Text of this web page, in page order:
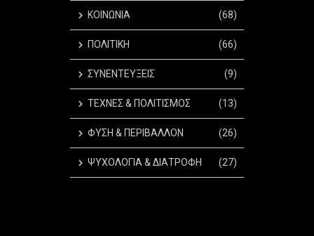
ΚΟΙΝΩΝΙΑ (68)
ΠΟΛΙΤΙΚΗ (66)
ΣΥΝΕΝΤΕΥΞΕΙΣ (9)
ΤΕΧΝΕΣ & ΠΟΛΙΤΙΣΜΟΣ (13)
ΦΥΣΗ & ΠΕΡΙΒΑΛΛΟΝ (26)
ΨΥΧΟΛΟΓΙΑ & ΔΙΑΤΡΟΦΗ (27)